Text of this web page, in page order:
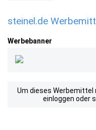
steinel.de
Werbebanner
Um dieses Werbemittel
einloggen oder